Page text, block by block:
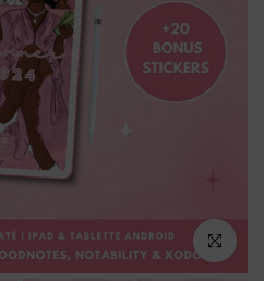
Cliquez